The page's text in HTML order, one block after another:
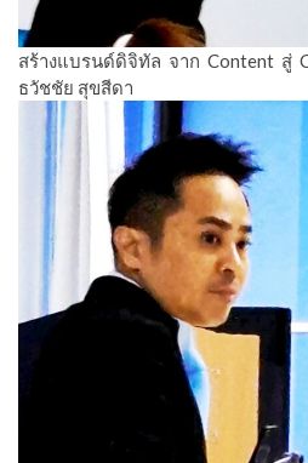
สร้างแบรนด์ดิจิทัล จาก Content สู่
ธวัชชัย สุขสีดา